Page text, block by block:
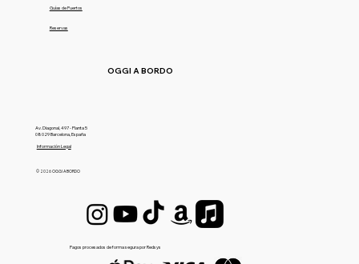
OGGI A BORDO
Av. Diagonal, 497 - Planta 5
08029 Barcelona, España
Información Legal
© 2026 OGGI A BORDO
Guías de Puertos
Reservas
Pagos procesados de forma segura por Redsys